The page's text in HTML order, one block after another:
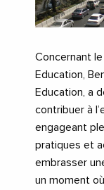
Concernant
Education,
Education, a
contribuer à
engageant
pratiques et
embrasser
un moment